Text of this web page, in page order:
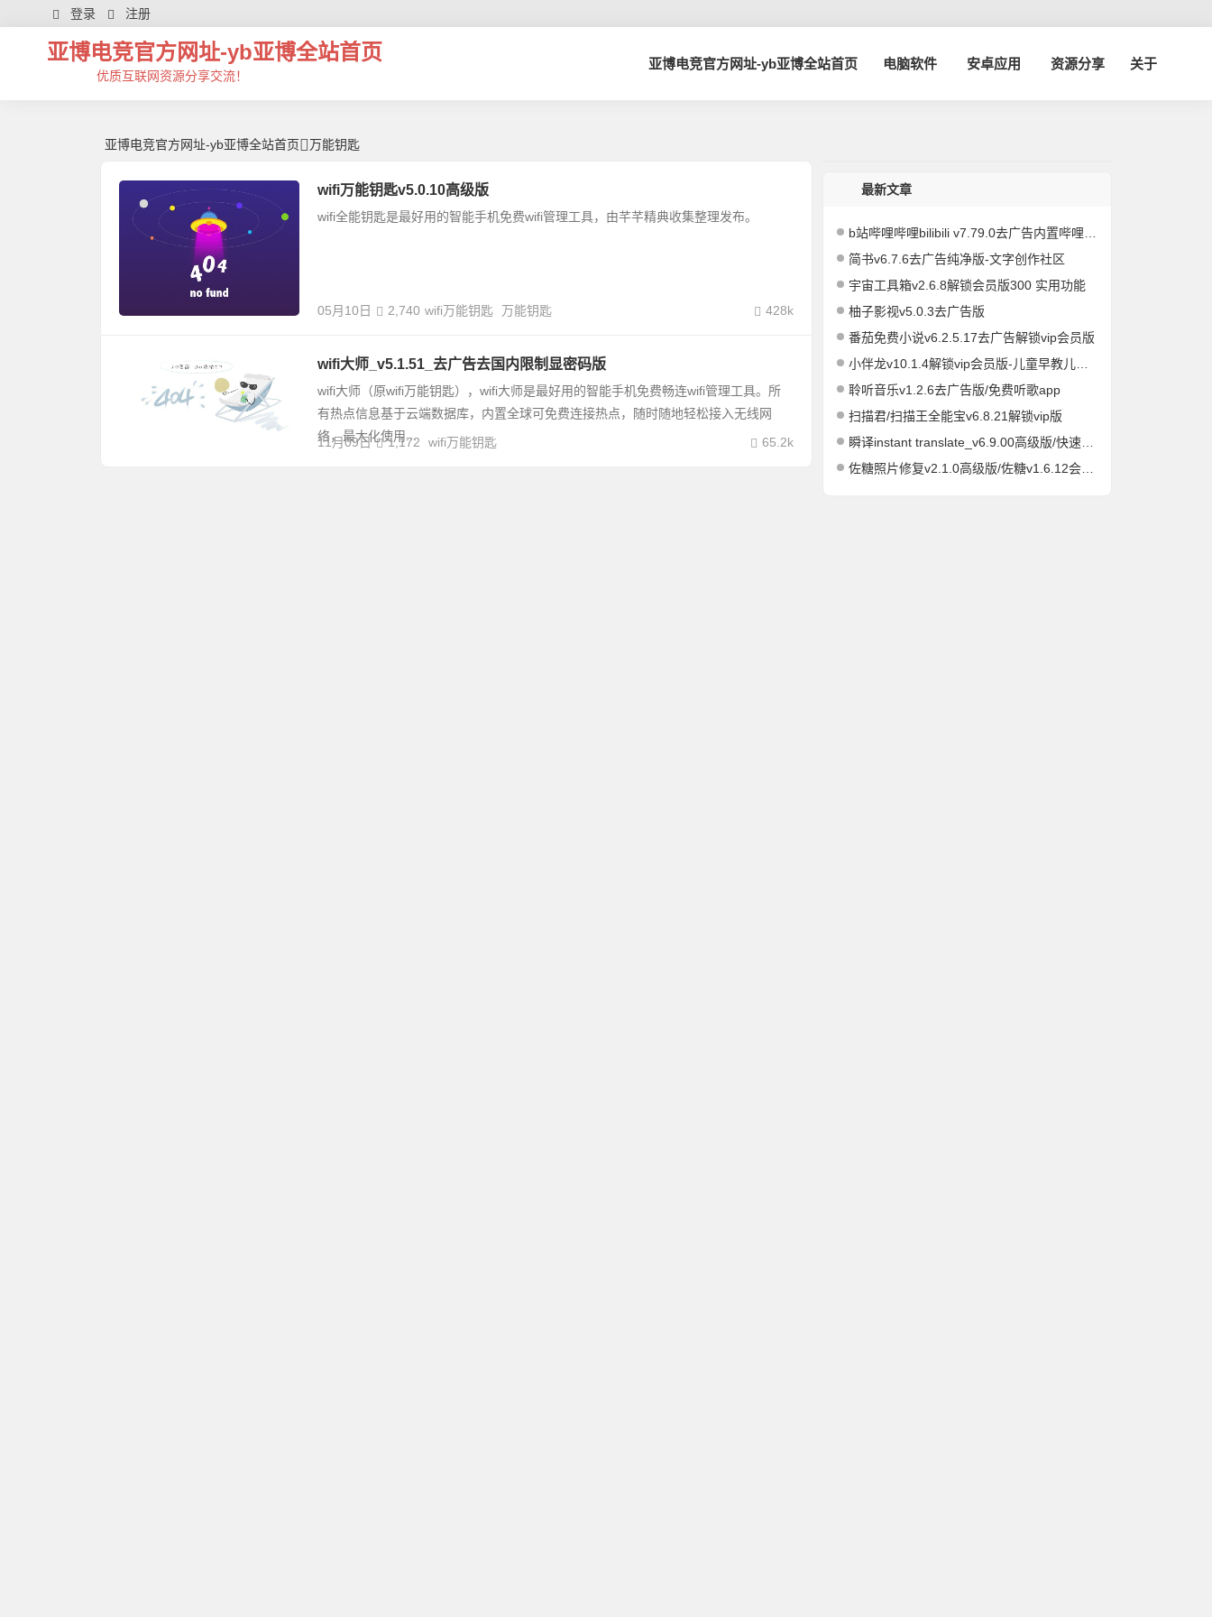
万能钥匙 | 芊芊精典-亚博电竞官方网址
登录 注册
亚博电竞官方网址-yb亚博全站首页
优质互联网资源分享交流！
亚博电竞官方网址-yb亚博全站首页 电脑软件 安卓应用 资源分享 关于
亚博电竞官方网址-yb亚博全站首页 万能钥匙
wifi万能钥匙v5.0.10高级版
wifi全能钥匙是最好用的智能手机免费wifi管理工具，由芊芊精典收集整理发布。
05月10日 428k
2,740 wifi万能钥匙 万能钥匙
wifi大师_v5.1.51_去广告去国内限制显密码版
wifi大师（原wifi万能钥匙），wifi大师是最好用的智能手机免费畅连wifi管理工具。所
有热点信息基于云端数据库，内置全球可免费连接热点，随时随地轻松接入无线网
络，最大化使用...
11月09日 65.2k
1,172 wifi万能钥匙
最新文章
b站哔哩哔哩bilibili v7.79.0去广告内置哔哩漫游模块版/解锁实用功能
简书v6.7.6去广告纯净版-文字创作社区
宇宙工具箱v2.6.8解锁会员版300 实用功能
柚子影视v5.0.3去广告版
番茄免费小说v6.2.5.17去广告解锁vip会员版
小伴龙v10.1.4解锁vip会员版-儿童早教儿歌故事启蒙
聆听音乐v1.2.6去广告版/免费听歌app
扫描君/扫描王全能宝v6.8.21解锁vip版
瞬译instant translate_v6.9.00高级版/快速屏幕翻译
佐糖照片修复v2.1.0高级版/佐糖v1.6.12会员解锁版